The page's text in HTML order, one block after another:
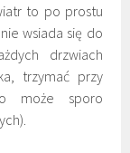
to po prostu
wsiada się do
drzwiach
trzymać przy
może sporo